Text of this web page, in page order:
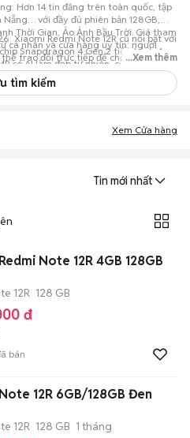
Hơn 14 tin đăng trên toàn quốc, tập
với đầy đủ phiên bản 128GB,
Thời Gian, Ảo Ảnh Bầu Trời. Giá tham
cá nhân và cửa hàng uy tín; người
thể trao đổi trực tiếp để chốt mức giá
Xiaomi Redmi Note 12R cũ nổi bật với
Snapdragon 4 Gen 2 tiến trình 4nm
có AI làm đẹp tự nhiên, cùng viên pin
kế đẹp và cấu hình mới mẻ với mức
...Xem thêm
tìm kiếm
Xem Cửa hàng
Tin mới nhất
Note 12R 4GB 128GB
12R 128 GB
đ
bán
12R 6GB/128GB Đen
12R 128 GB 1 tháng